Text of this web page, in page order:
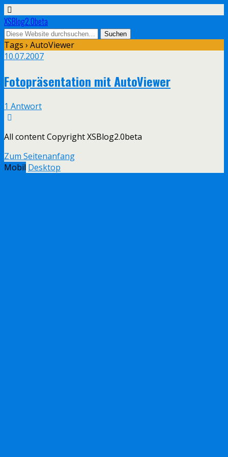
XSBlog2.0beta
Tags › AutoViewer
10.07.2007
Fotopräsentation mit AutoViewer
1 Antwort
All content Copyright XSBlog2.0beta
Zum Seitenanfang
Mobil Desktop